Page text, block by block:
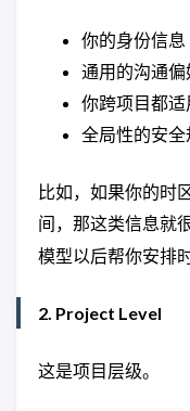
你的身份信息
通用的沟通偏
你跨项目都
全局性的安全
比如，如果你的时
间，那这类信息就
模型以后帮你安排
2. Project Level
这是项目层级。